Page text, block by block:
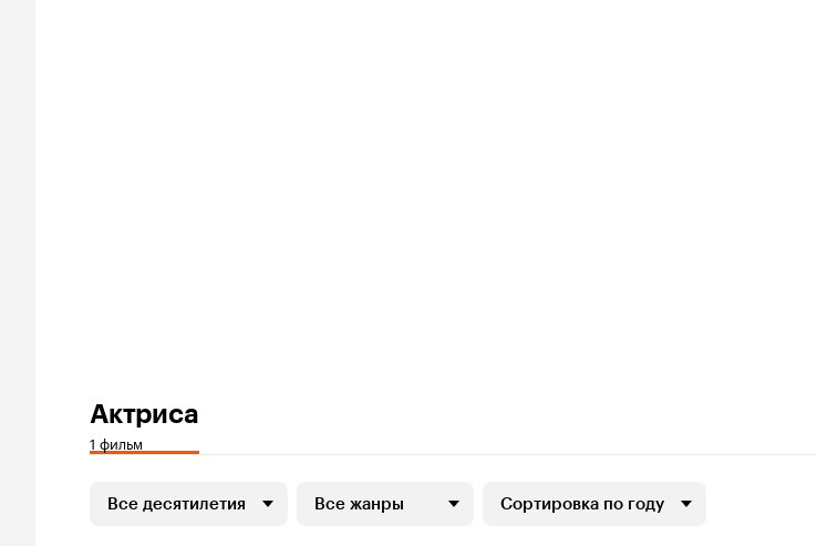
Актриса
1 фильм
Все десятилетия Все жанры Сортировка по году